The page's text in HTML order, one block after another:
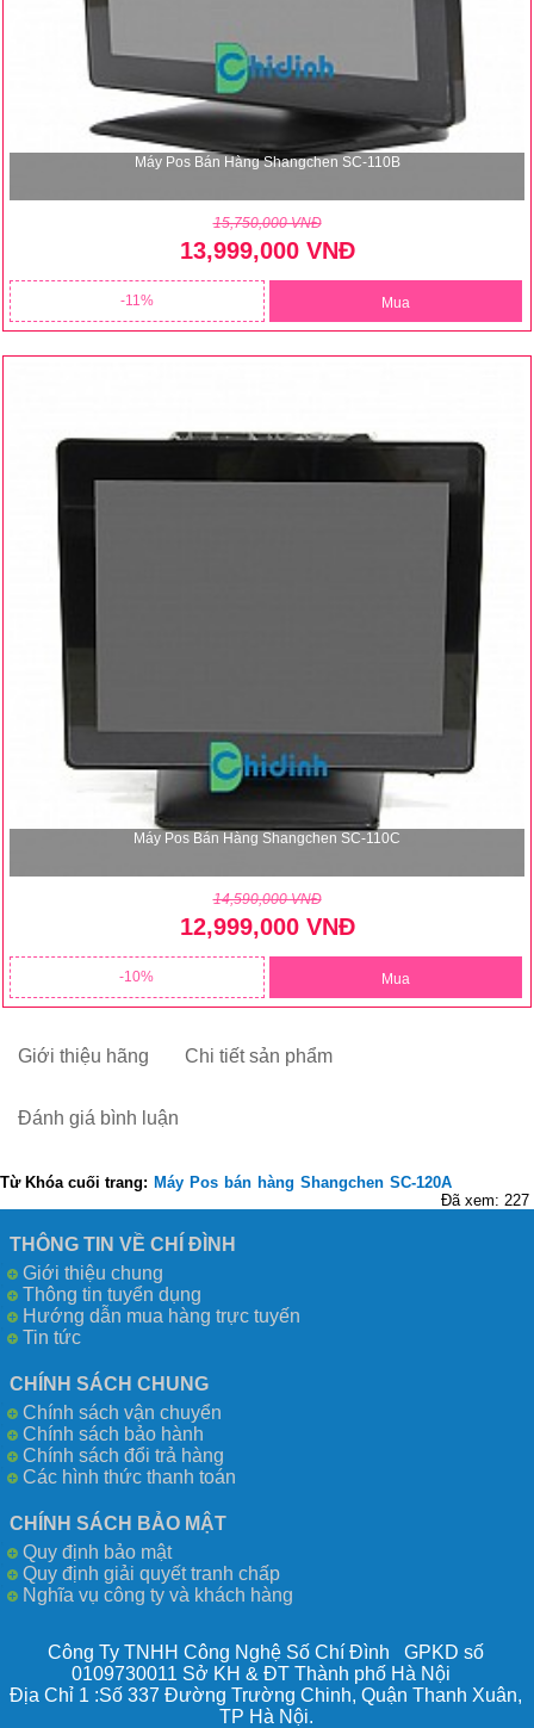
Máy Pos Bán Hàng Shangchen SC-110B
15,750,000 VNĐ
13,999,000 VNĐ
11 Mua
Máy Pos Bán Hàng Shangchen SC-110C
14,590,000 VNĐ
12,999,000 VNĐ
10 Mua
Giới thiệu hãng Chi tiết sản phẩm
Đánh giá bình luận
Từ Khóa cuối trang: Máy Pos bán hàng Shangchen SC-120A
Đã xem: 227
THÔNG TIN VỀ CHÍ ĐÌNH
Giới thiệu chung
Thông tin tuyển dụng
Hướng dẫn mua hàng trực tuyến
Tin tức
CHÍNH SÁCH CHUNG
Chính sách vận chuyển
Chính sách bảo hành
Chính sách đổi trả hàng
Các hình thức thanh toán
CHÍNH SÁCH BẢO MẬT
Quy định bảo mật
Quy định giải quyết tranh chấp
Nghĩa vụ công ty và khách hàng
Công Ty TNHH Công Nghệ Số Chí Đình GPKD số
0109730011 Sở KH & ĐT Thành phố Hà Nội
Địa Chỉ 1 :Số 337 Đường Trường Chinh, Quận Thanh Xuân,
TP Hà Nội.